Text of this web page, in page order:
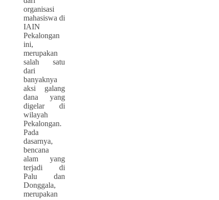
organisasi
mahasiswa di
IAIN
Pekalongan
ini,
merupakan
salah satu
dari
banyaknya
aksi galang
dana yang
digelar di
wilayah
Pekalongan.
Pada
dasarnya,
bencana
alam yang
terjadi di
Palu dan
Donggala,
merupakan